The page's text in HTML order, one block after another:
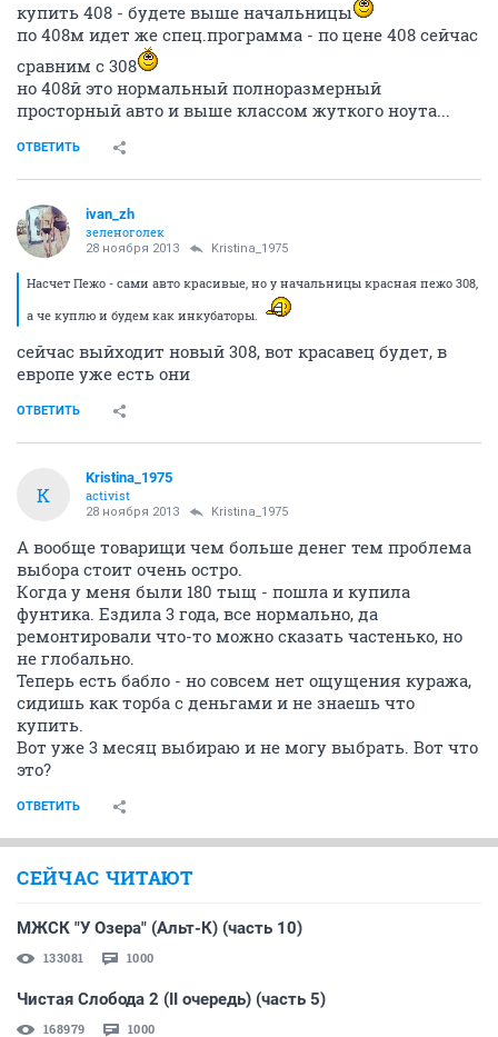
купить 408 - будете выше начальницы
по 408м идет же спец.программа - по цене 408 сейчас
сравним с 308
но 408й это нормальный полноразмерный
просторный авто и выше классом жуткого ноута...
ОТВЕТИТЬ
ivan_zh
зеленоголек
28 ноября 2013 Kristina_1975
Насчет Пежо - сами авто красивые, но у начальницы красная пежо 308,
а че куплю и будем как инкубаторы.
сейчас выйходит новый 308, вот красавец будет, в
европе уже есть они
ОТВЕТИТЬ
K
Kristina_1975
activist
28 ноября 2013 Kristina_1975
А вообще товарищи чем больше денег тем проблема
выбора стоит очень остро.
Когда у меня были 180 тыщ - пошла и купила
фунтика. Ездила 3 года, все нормально, да
ремонтировали что-то можно сказать частенько, но
не глобально.
Теперь есть бабло - но совсем нет ощущения куража,
сидишь как торба с деньгами и не знаешь что
купить.
Вот уже 3 месяц выбираю и не могу выбрать. Вот что
это?
ОТВЕТИТЬ
СЕЙЧАС ЧИТАЮТ
МЖСК "У Озера" (Альт-К) (часть 10)
133081 1000
Чистая Слобода 2 (II очередь) (часть 5)
168979 1000